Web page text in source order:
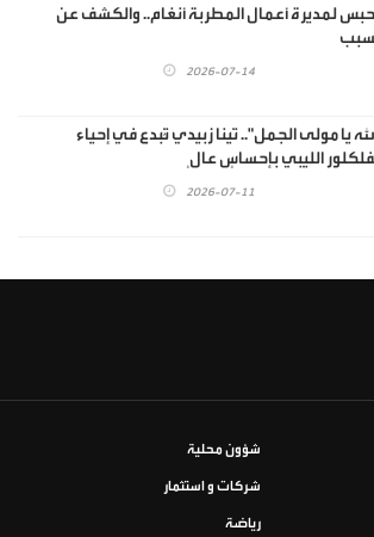
لمديرة أعمال المطربة أنغام.. والكشف عن
2026-07-14
يا مولى الجمل".. تينا زبيدي تُبدع في إحياء
الليبي بإحساسٍ عالٍ
2026-07-11
شؤون محلية
شركات و استثمار
رياضة